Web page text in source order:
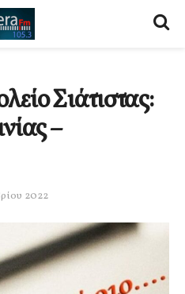
Σιάτιστας:
–
2022